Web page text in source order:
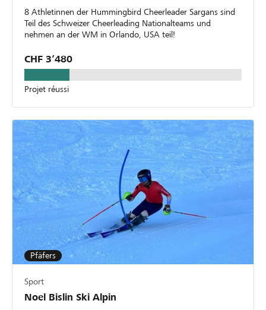
8 Athletinnen der Hummingbird Cheerleader Sargans sind
Teil des Schweizer Cheerleading Nationalteams und
nehmen an der WM in Orlando, USA teil!
CHF 3’480
Projet réussi
Pfäfers
Sport
Noel Bislin Ski Alpin